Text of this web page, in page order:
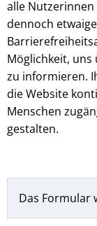
alle Nutzerinnen
dennoch
Möglichkeit,
zu informieren.
die Website
Menschen
gestalten.
Das Formular